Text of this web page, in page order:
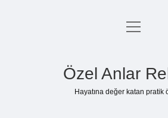
Anasayfa
menüyü
Özel Anlar
Hayatına değer katan pratik